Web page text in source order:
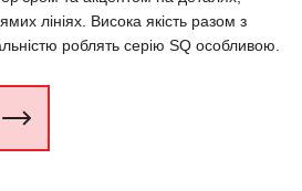
лініях. Висока якість разом з
роблять серію SQ особливою.